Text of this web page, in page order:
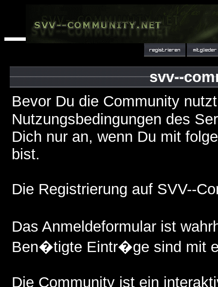
svv--
Bevor Du die Community
Nutzungsbedingungen des
Dich nur an, wenn Du mit
bist.
Die Registrierung auf SVV--
Das Anmeldeformular ist
Ben�tigte Eintr�ge sind mit
Die Community ist ein